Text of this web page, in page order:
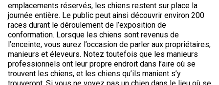
emplacements réservés, les chiens restent sur place la
journée entière. Le public peut ainsi découvrir environ 200
races durant le déroulement de l’exposition de
conformation. Lorsque les chiens sont revenus de
l’enceinte, vous aurez l’occasion de parler aux propriétaires,
manieurs et éleveurs. Notez toutefois que les manieurs
professionnels ont leur propre endroit dans l’aire où se
trouvent les chiens, et les chiens qu’ils manient s’y